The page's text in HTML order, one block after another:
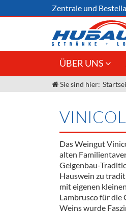
Zentrale und
ÜBER UNS
Jobs
Unser Team
KontaktFassbier +
Sie sind hier:
Das Weingut
alten
Geigenbau-
Hauswein zu
mit eigenen
Lambrusco für die
Weins wurde